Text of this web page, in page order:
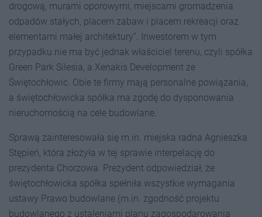
drogową, murami oporowymi, miejscami gromadzenia
odpadów stałych, placem zabaw i placem rekreacji oraz
elementami małej architektury”. Inwestorem w tym
przypadku nie ma być jednak właściciel terenu, czyli spółka
Green Park Silesia, a Xenakis Development ze
Świętochłowic. Obie te firmy mają personalne powiązania,
a świętochłowicka spółka ma zgodę do dysponowania
nieruchomością na cele budowlane.
Sprawą zainteresowała się m.in. miejska radna Agnieszka
Stępień, która złożyła w tej sprawie interpelację do
prezydenta Chorzowa. Prezydent odpowiedział, że
świętochłowicka spółka spełniła wszystkie wymagania
ustawy Prawo budowlane (m.in. zgodność projektu
budowlanego z ustaleniami planu zagospodarowania